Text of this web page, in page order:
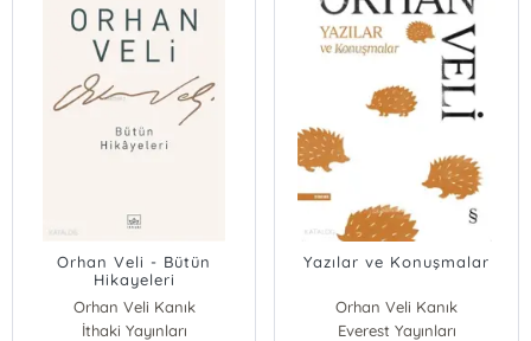
Orhan Veli - Bütün
Hikayeleri
Orhan Veli Kanık
İthaki Yayınları
Yazılar ve Konuşmalar
Orhan Veli Kanık
Everest Yayınları